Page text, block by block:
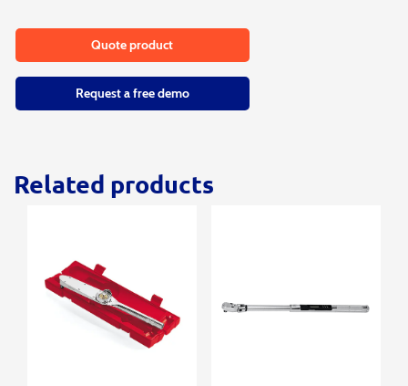
Quote product
Request a free demo
Related products